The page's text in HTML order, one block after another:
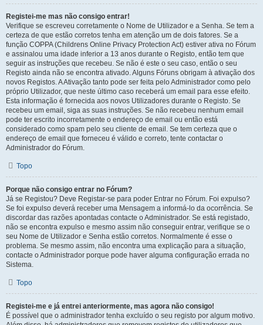
Registei-me mas não consigo entrar!
Verifique se escreveu corretamente o Nome de Utilizador e a Senha. Se tem a
certeza de que estão corretos tenha em atenção um de dois fatores. Se a
função COPPA (Childrens Online Privacy Protection Act) estiver ativa no Fórum
e assinalou uma idade inferior a 13 anos durante o Registo, então tem que
seguir as instruções que recebeu. Se não é este o seu caso, então o seu
Registo ainda não se encontra ativado. Alguns Fóruns obrigam à ativação dos
novos Registos. A Ativação tanto pode ser feita pelo Administrador como pelo
próprio Utilizador, que neste último caso receberá um email para esse efeito.
Esta informação é fornecida aos novos Utilizadores durante o Registo. Se
recebeu um email, siga as suas instruções. Se não recebeu nenhum email
pode ter escrito incorretamente o endereço de email ou então está
considerado como spam pelo seu cliente de email. Se tem certeza que o
endereço de email que forneceu é válido e correto, tente contactar o
Administrador do Fórum.
Topo
Porque não consigo entrar no Fórum?
Já se Registou? Deve Registar-se para poder Entrar no Fórum. Foi expulso?
Se foi expulso deverá receber uma Mensagem a informá-lo da ocorrência. Se
discordar das razões apontadas contacte o Administrador. Se está registado,
não se encontra expulso e mesmo assim não conseguir entrar, verifique se o
seu Nome de Utilizador e Senha estão corretos. Normalmente é esse o
problema. Se mesmo assim, não encontra uma explicação para a situação,
contacte o Administrador porque pode haver alguma configuração errada no
Sistema.
Topo
Registei-me e já entrei anteriormente, mas agora não consigo!
É possível que o administrador tenha excluído o seu registo por algum motivo.